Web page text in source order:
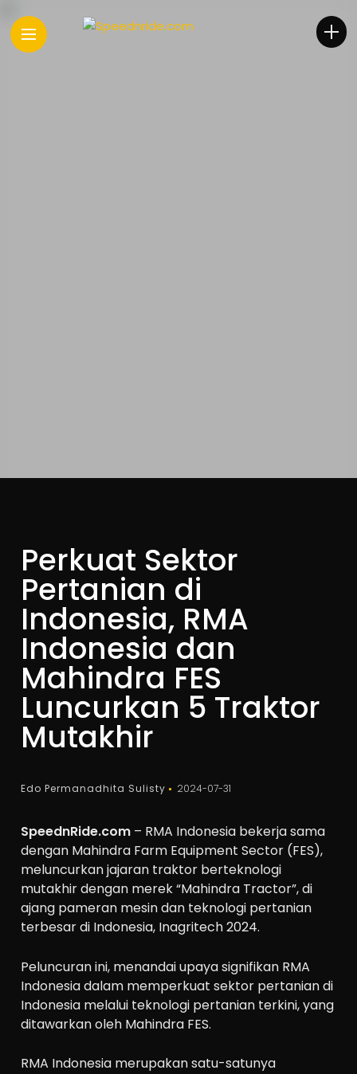
Perkuat Sektor
Pertanian di
Indonesia, RMA
Indonesia dan
Mahindra FES
Luncurkan 5 Traktor
Mutakhir
Edo Permanadhita Sulisty 2024-07-31
SpeednRide.com – RMA Indonesia bekerja sama
dengan Mahindra Farm Equipment Sector (FES),
meluncurkan jajaran traktor berteknologi
mutakhir dengan merek “Mahindra Tractor”, di
ajang pameran mesin dan teknologi pertanian
terbesar di Indonesia, Inagritech 2024.
Peluncuran ini, menandai upaya signifikan RMA
Indonesia dalam memperkuat sektor pertanian di
Indonesia melalui teknologi pertanian terkini, yang
ditawarkan oleh Mahindra FES.
RMA Indonesia merupakan satu-satunya